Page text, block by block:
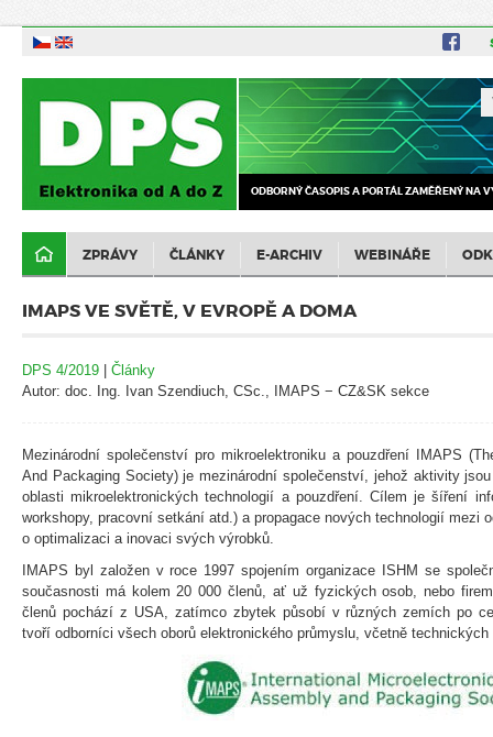
ODBORNÝ ČASOPIS A PORTÁL ZAMĚŘENÝ NA
ZPRÁVY ČLÁNKY E-ARCHIV WEBINÁŘE
IMAPS VE SVĚTĚ, V EVROPĚ A DOMA
DPS 4/2019 | Články
Autor: doc. Ing. Ivan Szendiuch, CSc., IMAPS − CZ&SK sekce
Mezinárodní společenství pro mikroelektroniku a pouzdření IMAPS
And Packaging Society) je mezinárodní společenství, jehož aktivity
oblasti mikroelektronických technologií a pouzdření. Cílem je šíření
workshopy, pracovní setkání atd.) a propagace nových technologií mezi
o optimalizaci a inovaci svých výrobků.
IMAPS byl založen v roce 1997 spojením organizace ISHM se
současnosti má kolem 20 000 členů, ať už fyzických osob, nebo
členů pochází z USA, zatímco zbytek působí v různých zemích po
tvoří odborníci všech oborů elektronického průmyslu, včetně